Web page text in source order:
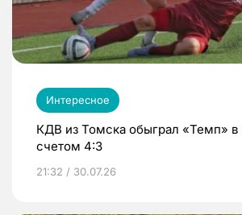
Интересное
КДВ из Томска обыграл «Темп» в
счетом 4:3
21:32 / 30.07.26